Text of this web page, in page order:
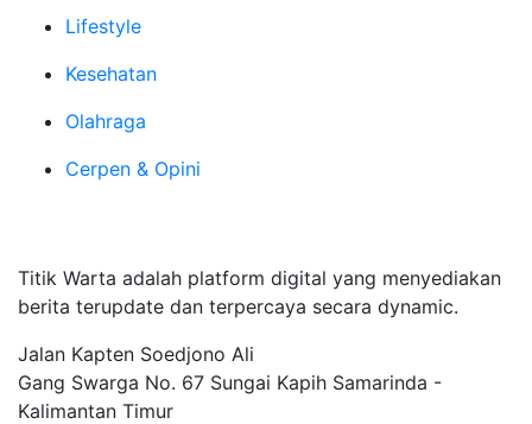
Lifestyle
Kesehatan
Olahraga
Cerpen & Opini
Titik Warta adalah platform digital yang menyediakan
berita terupdate dan terpercaya secara dynamic.
Jalan Kapten Soedjono Ali
Gang Swarga No. 67 Sungai Kapih Samarinda -
Kalimantan Timur